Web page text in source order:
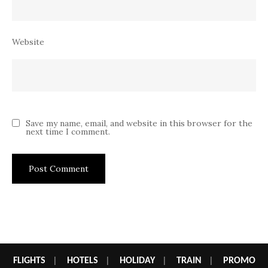
Website
Save my name, email, and website in this browser for the
next time I comment.
FLIGHTS HOTELS HOLIDAY| TRAIN PROMO